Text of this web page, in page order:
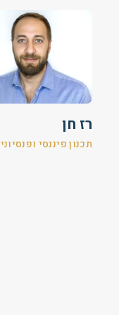
רז חן
תכנון פיננסי ופנסיוני